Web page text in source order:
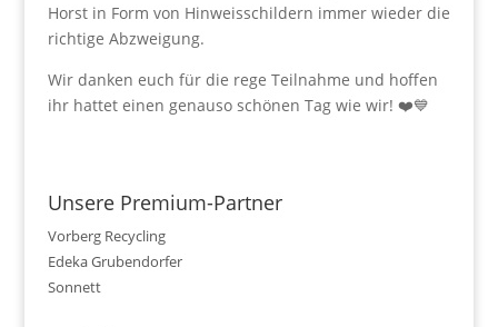
Horst in Form von Hinweisschildern immer wieder die
richtige Abzweigung.
Wir danken euch für die rege Teilnahme und hoffen
ihr hattet einen genauso schönen Tag wie wir! ❤️💙
Unsere Premium-Partner
Vorberg Recycling
Edeka Grubendorfer
Sonnett